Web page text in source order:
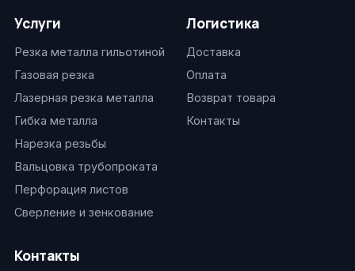
Услуги
Резка металла гильотиной
Газовая резка
Лазерная резка металла
Гибка металла
Нарезка резьбы
Вальцовка трубопроката
Перфорация листов
Сверление и зенкование
Логистика
Доставка
Оплата
Возврат товара
Контакты
Контакты